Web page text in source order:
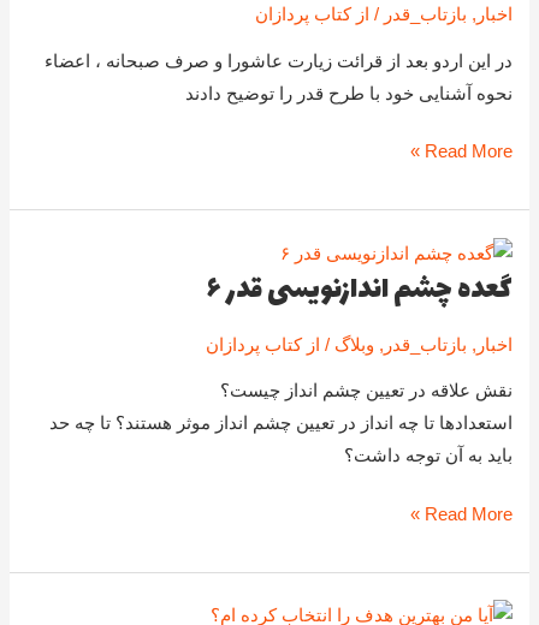
اخبار , بازتاب_قدر / از کتاب پردازان
در این اردو بعد از قرائت زیارت عاشورا و صرف صبحانه ، اعضاء
نحوه آشنایی خود با طرح قدر را توضیح دادند
با
طرح
قدر
استاد
معماریانی
Read More »
گعده چشم اندازنویسی قدر ۶
اخبار , بازتاب_قدر , وبلاگ / از کتاب پردازان
نقش علاقه در تعیین چشم انداز چیست؟
استعدادها تا چه انداز در تعیین چشم انداز موثر هستند؟ تا چه حد
باید به آن توجه داشت؟
گعده
اندازنویسی
قدر
۶
Read More »